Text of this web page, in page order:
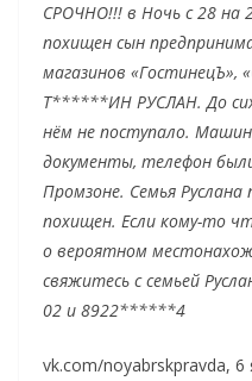
СРОЧНО!!! в Ночь с 28 на
похищен сын
магазинов
Т******ИН РУСЛАН. До
нём не поступало.
документы, телефон
Промзоне. Семья
похищен. Если кому-то
о вероятном
свяжитесь с семьей
02 и 8922******4
vk.com/noyabrskpravda, 6